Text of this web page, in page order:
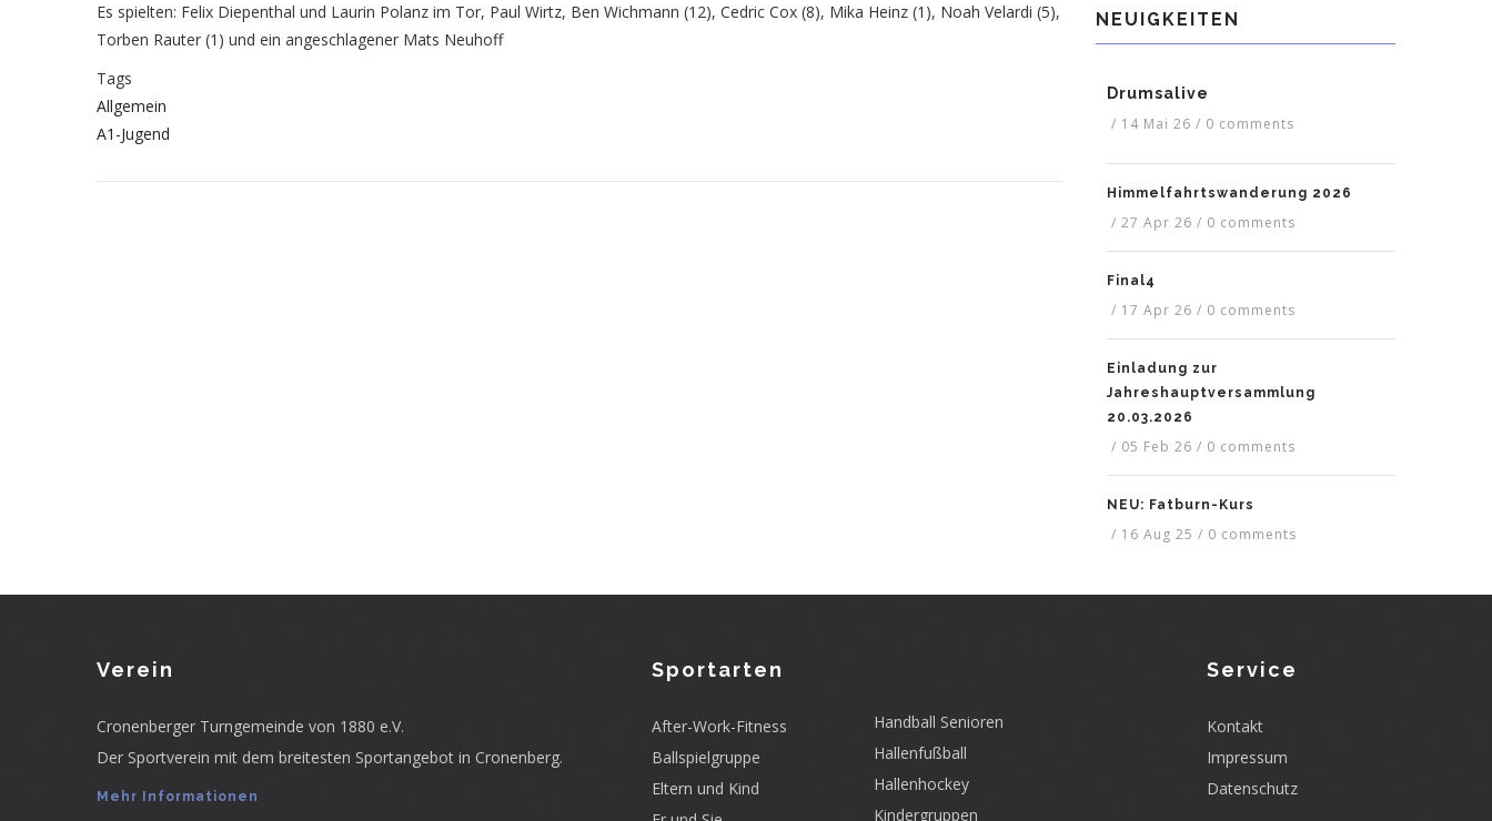
Es spielten: Felix Diepenthal und Laurin Polanz im Tor, Paul Wirtz, Ben Wichmann (12), Cedric Cox (8), Mika Heinz (1), Noah Velardi (5),
Torben Rauter (1) und ein angeschlagener Mats Neuhoff
Tags
Allgemein
A1-Jugend
NEUIGKEITEN
Drumsalive
/ 14 Mai 26 / 0 comments
Himmelfahrtswanderung 2026
/ 27 Apr 26 / 0 comments
Final4
/ 17 Apr 26 / 0 comments
Einladung zur
Jahreshauptversammlung
20.03.2026
/ 05 Feb 26 / 0 comments
NEU: Fatburn-Kurs
/ 16 Aug 25 / 0 comments
Verein
Cronenberger Turngemeinde von 1880 e.V.
Der Sportverein mit dem breitesten Sportangebot in Cronenberg.
Mehr Informationen
Sportarten
After-Work-Fitness
Ballspielgruppe
Eltern und Kind
Handball Senioren
Hallenfußball
Hallenhockey
Kindergruppen
Service
Kontakt
Impressum
Datenschutz